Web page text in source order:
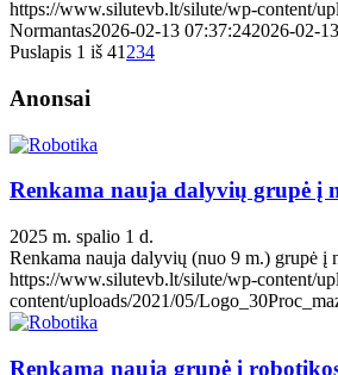
https://www.silutevb.lt/silute/wp-content/
Normantas2026-02-13 07:37:242026-02-
Puslapis 1 iš 41 234
Anonsai
Renkama nauja dalyvių grupė į
2025 m. spalio 1 d.
Renkama nauja dalyvių (nuo 9 m.) grupė
https://www.silutevb.lt/silute/wp-content/
content/uploads/2021/05/
Renkama nauja grupė į